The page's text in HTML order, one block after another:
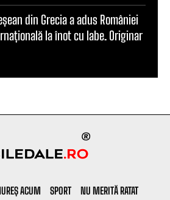
din Grecia a adus României
la înot cu labe. Originar
ACUM SPORT
NU MERITĂ RATAT